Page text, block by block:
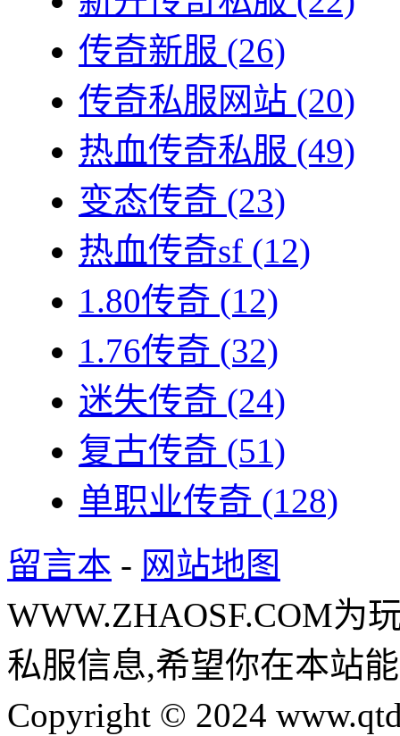
传奇新服 (26)
传奇私服网站 (20)
热血传奇私服 (49)
变态传奇 (23)
热血传奇sf (12)
1.80传奇 (12)
1.76传奇 (32)
迷失传奇 (24)
复古传奇 (51)
单职业传奇 (128)
留言本 - 网站地图
WWW.ZHAOSF.COM为
私服信息,希望你在本站
Copyright © 2024